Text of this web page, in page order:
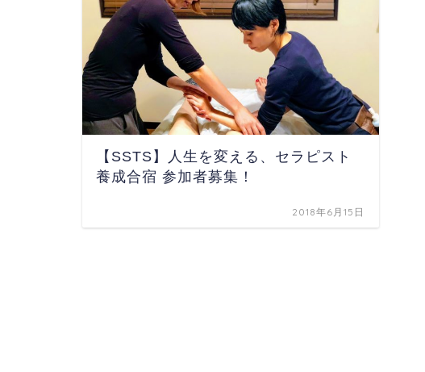
【SSTS】人生を変える、セラピスト
養成合宿 参加者募集！
2018年6月15日